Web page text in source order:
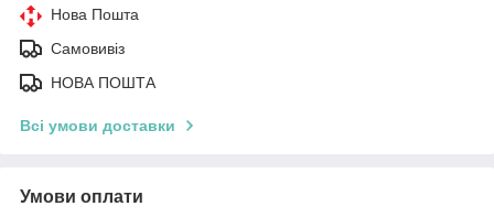
Нова Пошта
Самовивіз
НОВА ПОШТА
Всі умови доставки
Умови оплати